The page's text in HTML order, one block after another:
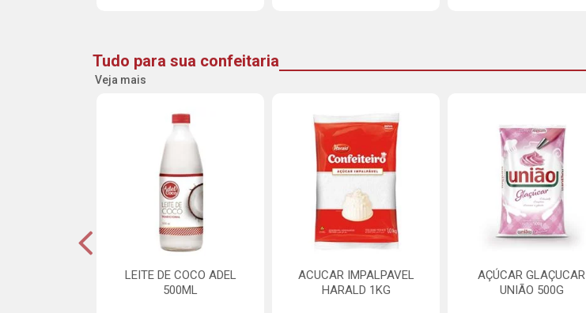
Tudo para sua confeitaria
Veja mais
LEITE DE COCO ADEL
500ML
ACUCAR IMPALPAVEL
HARALD 1KG
AÇÚCAR GLAÇUCAR
UNIÃO 500G